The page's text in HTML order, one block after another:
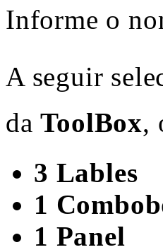
Informe o
A seguir
daToolBox,
3 Lables
1
1 Panel